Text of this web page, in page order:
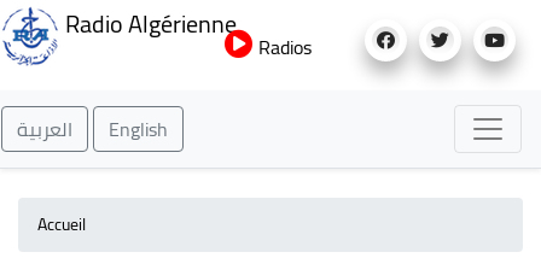
au
Radio Algérienne
Radios
العربية English
Accueil